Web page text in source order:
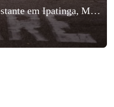
Ensaio fotográfico de gestante em Ipatinga, Minas Gerais - Babi e Tutuka